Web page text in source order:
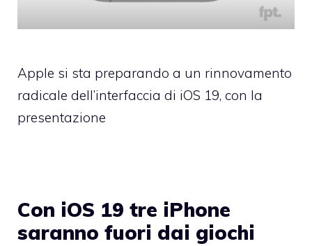
Apple si sta preparando a un rinnovamento
radicale dell’interfaccia di iOS 19, con la
presentazione
Con iOS 19 tre iPhone
saranno fuori dai giochi